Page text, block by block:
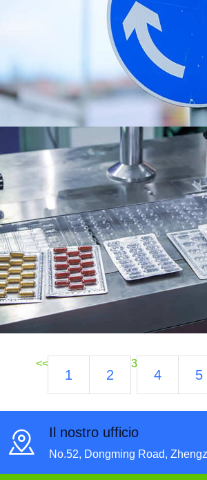
8011 Foglio di alluminio di
Copre la sua composizione,
Vantaggi, processi di produzione,
ambientale.
<<
1 2
3
4 5
Il nostro ufficio
No.52, Dongming Road,